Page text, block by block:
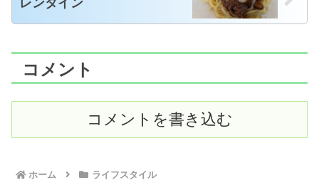
レンタイン
コメント
コメントを書き込む
ホーム ライフスタイル